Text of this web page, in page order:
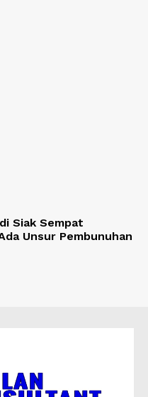
Siak Sempat
Unsur Pembunuhan